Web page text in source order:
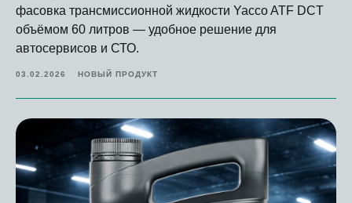
фасовка трансмиссионной жидкости Yacco ATF DCT
объёмом 60 литров — удобное решение для
автосервисов и СТО.
03.02.2026 НОВЫЙ ПРОДУКТ